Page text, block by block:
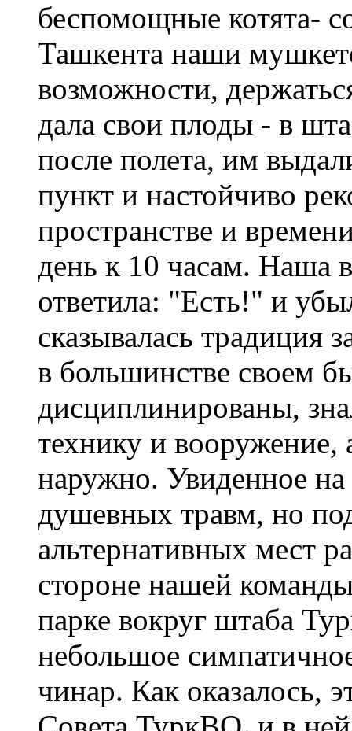
беспомощные котята-
Ташкента наши
возможности,
дала свои плоды - в
после полета, им
пункт и настойчиво
пространстве и
день к 10 часам. Наша
ответила: "Есть!" и
сказывалась традиция
в большинстве своем
дисциплинированы,
технику и
наружно. Увиденное на
душевных травм, но
альтернативных мест
стороне нашей
парке вокруг штаба
небольшое
чинар. Как оказалось,